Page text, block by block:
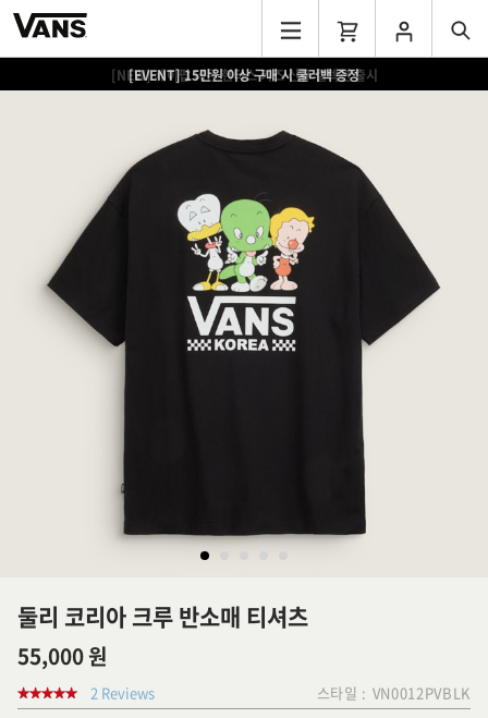
[EVENT] 15만원 이상 구매 시 쿨러백 증정
둘리 코리아 크루 반소매 티셔츠
55,000 원
2 Reviews 스타일 : VN0012PVBLK